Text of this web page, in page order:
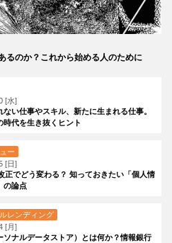
るのか？これから始める人のために
[水]
ない仕事やスキル、新たに生まれる仕事。
時代を生き抜くヒント
ー
[日]
正でどう変わる？ 知っておきたい「個人情
の論点
レンディング
[月]
ソナルデータストア）とは何か？情報銀行